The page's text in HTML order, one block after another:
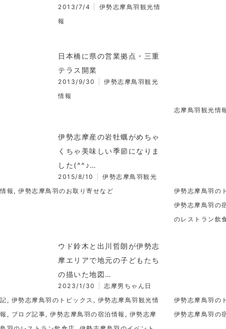
2013/7/4
伊勢志摩鳥羽観光情
報
日本橋に県の営業拠点・三重
テラス開業
2013/9/30
伊勢志摩鳥羽観光
情報
志摩鳥羽観光情
伊勢志摩産の岩牡蠣がめちゃ
くちゃ美味しい季節になりま
した(^^♪…
2015/8/10
伊勢志摩鳥羽観光
情報 , 伊勢志摩鳥羽のお取り寄せなど
伊勢志摩鳥羽の
伊勢志摩鳥羽の
のレストラン飲
ウド鈴木と出川哲朗が伊勢志
摩エリアで地元の子どもたち
の描いた地図…
2023/1/30
志摩男ちゃん日
記 , 伊勢志摩鳥羽のトピックス , 伊勢志摩鳥羽観光情
報 , ブログ記事, 伊勢志摩鳥羽の宿泊情報 , 伊勢志摩
伊勢志摩鳥羽の
伊勢志摩鳥羽の